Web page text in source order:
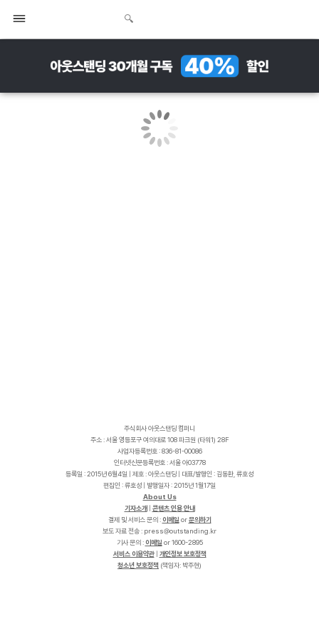
주식회사 아웃스탠딩 컴퍼니
주소 : 서울 영등포구 여의대로 108 파크원 (타워1) 28F
사업자등록번호 : 836-81-00086
인터넷신문등록번호 : 서울 아03778
등록일 : 2015년 6월4일 | 제호 : 아웃스탠딩 | 대표/발행인 : 김동환, 류호성
편집인 : 류호성 | 발행일자 : 2015년 1월17일
About Us
기자소개
콘텐츠 인용 안내
결제 및 서비스 문의 : 이메일 or문의하기
보도 자료 전송 :
r
k
.
g
n
i
d
n
a
t
s
t
u
o
@
s
s
e
r
p
기사 문의 : 이메일 or 1600-2895
서비스 이용약관| 개인정보 보호정책
청소년 보호정책 (책임자: 박주현)